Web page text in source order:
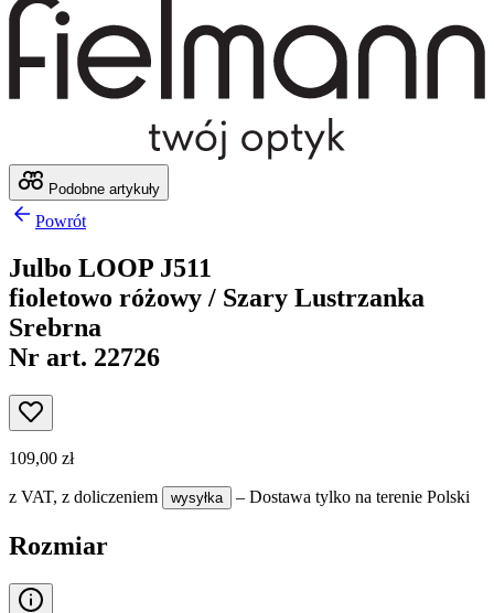
Podobne artykuły
Powrót
Julbo LOOP J511
fioletowo różowy / Szary Lustrzanka
Srebrna
Nr art. 22726
109,00 zł
z VAT, z doliczeniem wysyłka – Dostawa tylko na terenie Polski
Rozmiar